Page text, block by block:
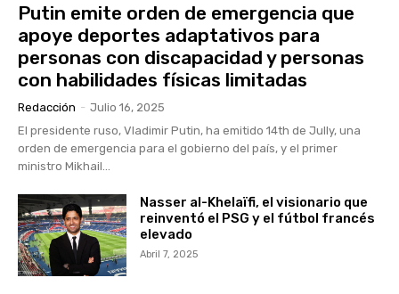
Putin emite orden de emergencia que
apoye deportes adaptativos para
personas con discapacidad y personas
con habilidades físicas limitadas
Redacción - Julio 16, 2025
El presidente ruso, Vladimir Putin, ha emitido 14th de Jully, una
orden de emergencia para el gobierno del país, y el primer
ministro Mikhail...
Nasser al-Khelaïfi, el visionario que
reinventó el PSG y el fútbol francés
elevado
Abril 7, 2025